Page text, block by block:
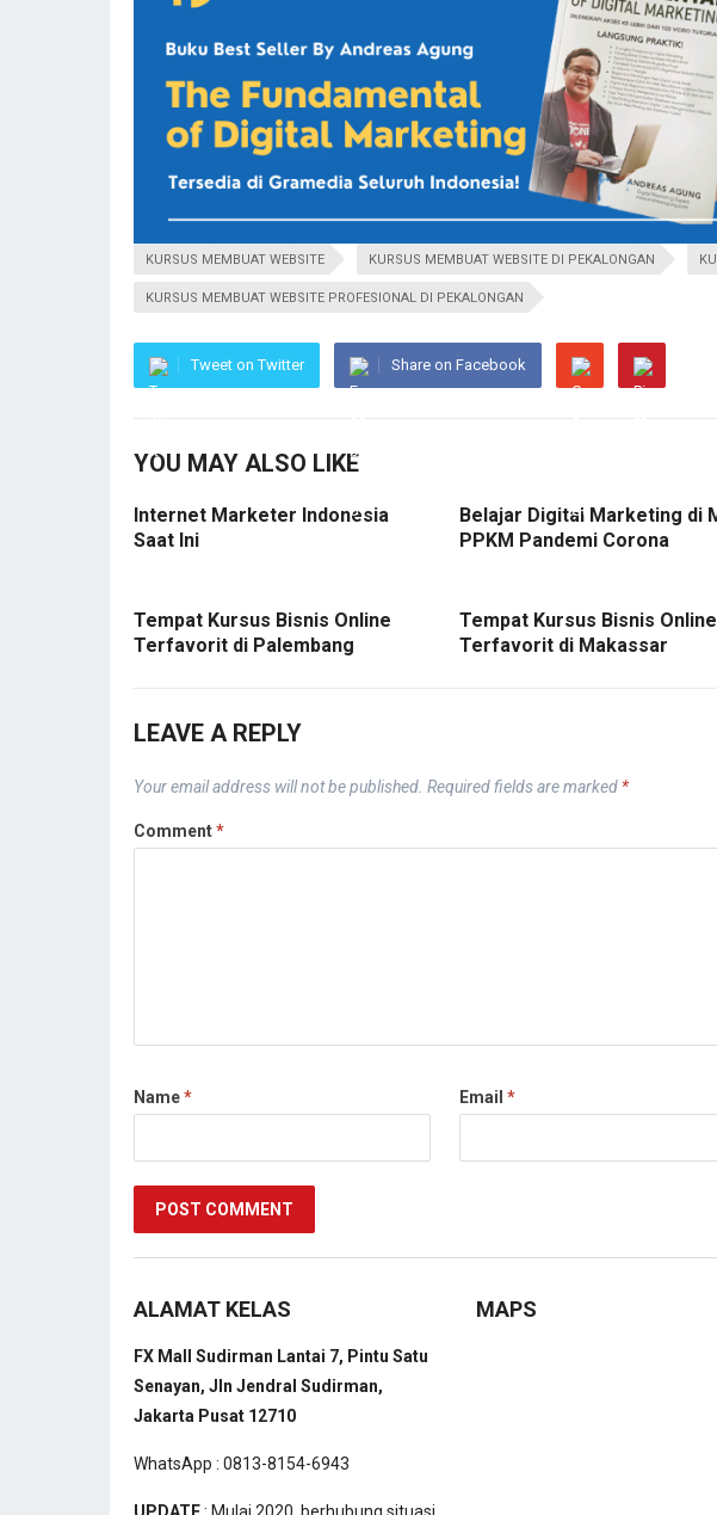
KURSUS MEMBUAT WEBSITE KURSUS MEMBUAT WEBSITE DI PEKALONGAN
KURSUS MEMBUAT WEBSITE PROFESIONAL DI PEKALONGAN
Tweet on Twitter Share on Facebook
YOU MAY ALSO LIKE
Internet Marketer Indonesia
Saat Ini
Belajar Digital Marketing di
PPKM Pandemi Corona
Tempat Kursus Bisnis Online
Terfavorit di Palembang
Tempat Kursus Bisnis Online
Terfavorit di Makassar
LEAVE A REPLY
Your email address will not be published. Required fields are marked *
Comment*
Name* Email *
ALAMAT KELAS
FX Mall Sudirman Lantai 7, Pintu Satu
Senayan, Jln Jendral Sudirman,
Jakarta Pusat 12710
WhatsApp : 0813-8154-6943
MAPS